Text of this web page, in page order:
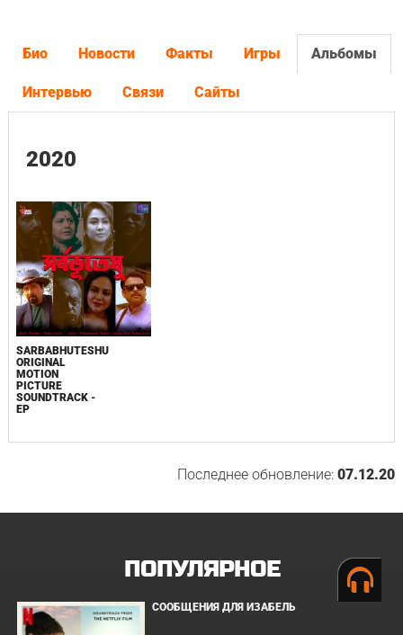
Био Новости Факты Игры Альбомы
Интервью Связи Сайты
2020
SARBABHUTESHU
ORIGINAL
MOTION
PICTURE
SOUNDTRACK -
EP
Последнее обновление:07.12.20
ПОПУЛЯРНОЕ
СООБЩЕНИЯ ДЛЯ ИЗАБЕЛЬ